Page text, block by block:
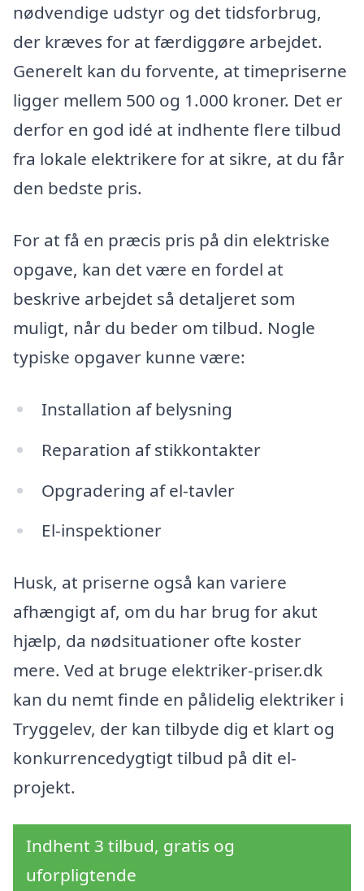
nødvendige udstyr og det tidsforbrug,
der kræves for at færdiggøre arbejdet.
Generelt kan du forvente, at timepriserne
ligger mellem 500 og 1.000 kroner. Det er
derfor en god idé at indhente flere tilbud
fra lokale elektrikere for at sikre, at du får
den bedste pris.
For at få en præcis pris på din elektriske
opgave, kan det være en fordel at
beskrive arbejdet så detaljeret som
muligt, når du beder om tilbud. Nogle
typiske opgaver kunne være:
Installation af belysning
Reparation af stikkontakter
Opgradering af el-tavler
El-inspektioner
Husk, at priserne også kan variere
afhængigt af, om du har brug for akut
hjælp, da nødsituationer ofte koster
mere. Ved at bruge elektriker-priser.dk
kan du nemt finde en pålidelig elektriker i
Tryggelev, der kan tilbyde dig et klart og
konkurrencedygtigt tilbud på dit el-
projekt.
Indhent 3 tilbud, gratis og
uforpligtende